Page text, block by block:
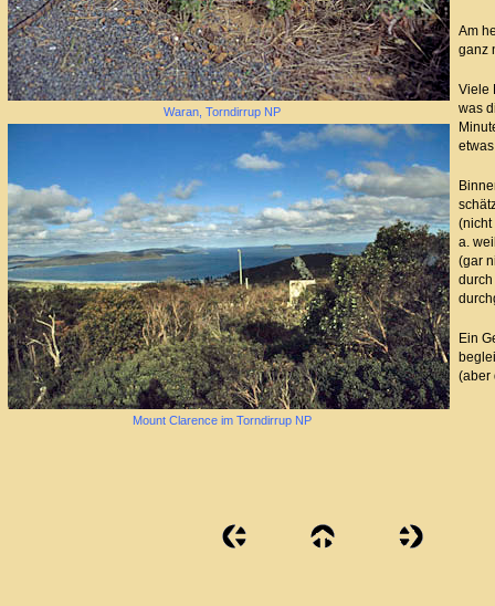
Waran, Torndirrup NP
Mount Clarence im Torndirrup NP
Am
ganz
Viele
was
(nicht
a.
(gar
Ein
(aber